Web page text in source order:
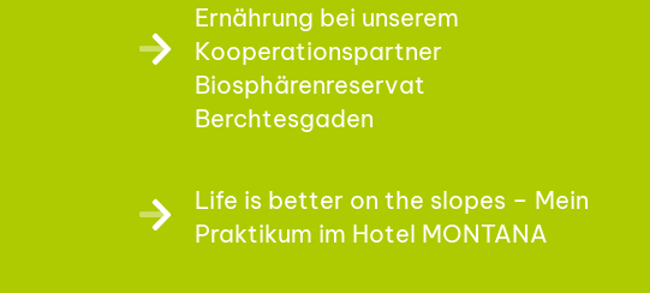
Ernährung bei unserem
Kooperationspartner
Biosphärenreservat
Berchtesgaden
Life is better on the slopes – Mein
Praktikum im Hotel MONTANA